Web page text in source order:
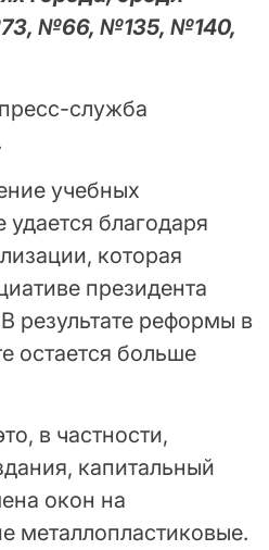
№66, №135, №140,
служба
учебных
удается благодаря
которая
президента
результате реформы в
остается больше
в частности,
капитальный
окон на
металлопластиковые.